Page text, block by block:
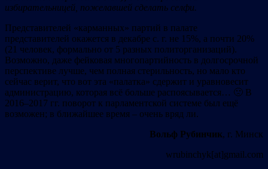
избирательницей, пожелавшей сделать селфи.
Представителей «карманных» партий в палате
представителей окажется в декабре с. г. не 15%, а почти 20%
(21 человек, формально от 5 разных политорганизаций).
Возможно, даже фейковая многопартийность в долгосрочной
перспективе лучше, чем полная стерильность, но мало кто
сейчас верит, что вот эта «палатка» сдержит и уравновесит
администрацию, которая всё больше распоясывается… 🙁 В
2016–2017 гг. поворот к парламентской системе был ещё
возможен; в ближайшее время – очень вряд ли.
Вольф Рубинчик, г. Минск
wrubinchyk[at]gmail.com